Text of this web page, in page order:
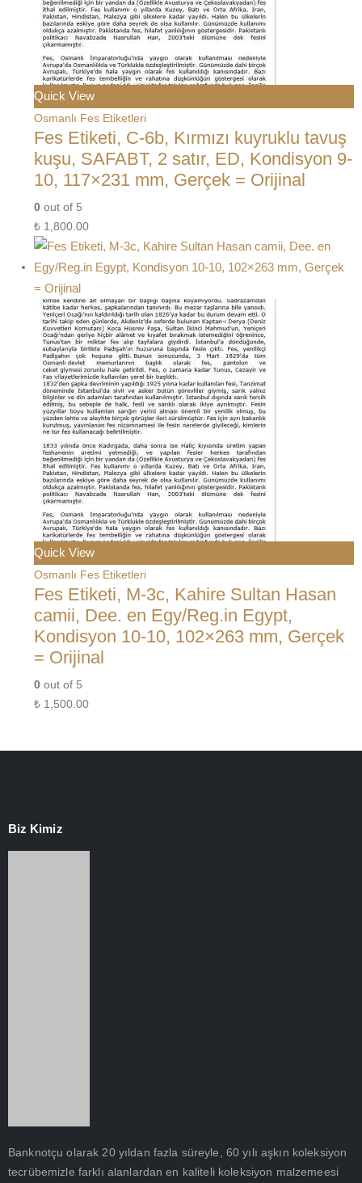
Quick View
Osmanlı Fes Etiketleri
Fes Etiketi, C-6b, Kırmızı kuyruklu tavuş
kuşu, SAFABT, 2 satır, ED, Kondisyon 9-
10, 117×231 mm, Gerçek = Orijinal
0 out of 5
₺ 1,800.00
Quick View
Osmanlı Fes Etiketleri
Fes Etiketi, M-3c, Kahire Sultan Hasan
camii, Dee. en Egy/Reg.in Egypt,
Kondisyon 10-10, 102×263 mm, Gerçek
= Orijinal
0 out of 5
₺ 1,500.00
Biz Kimiz
Banknotçu olarak 20 yıldan fazla süreyle, 60 yılı aşkın koleksiyon
tecrübemizle farklı alanlardan en kaliteli koleksiyon malzemeesi